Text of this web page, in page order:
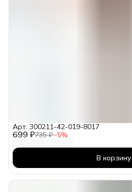
699 ₽735 ₽−5%
Арт: 300211-42-019-8017
В корзину